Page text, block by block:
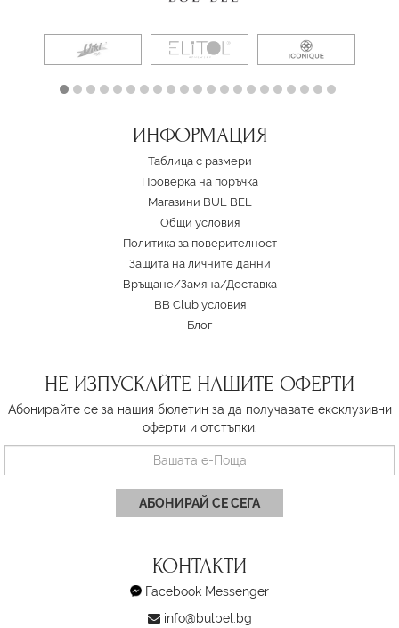
ИНФОРМАЦИЯ
Таблица с размери
Проверка на поръчка
Магазини BUL BEL
Oбщи условия
Политика за поверителност
Защита на личните данни
Връщане/Замяна/Доставка
BB Club условия
Блог
НЕ ИЗПУСКАЙТЕ НАШИТЕ ОФЕРТИ
Абонирайте се за нашия бюлетин за да получавате ексклузивни
оферти и отстъпки.
АБОНИРАЙ СЕ СЕГА
КОНТАКТИ
Facebook Messenger
info@bulbel.bg